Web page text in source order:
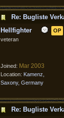
Re: Bugliste
OP
Hellfighter
veteran
Joined: Mar 2003
Location: Kamenz,
Saxony, Germany
Re: Bugliste